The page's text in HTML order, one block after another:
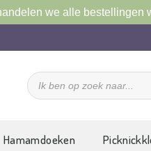
we alle bestellingen
Producten
zoeken
Hamamdoeken